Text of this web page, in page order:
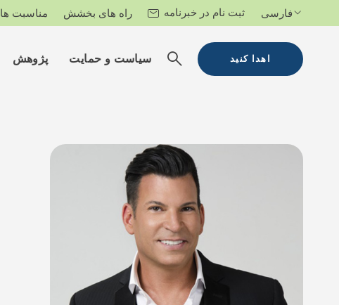
اهدا کنید پژوهش سیاست و حمایت
مناسبت ها راه های بخشش ثبت نام در خبرنامه فارسی